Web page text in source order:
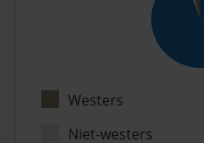
Westers
Niet-westers